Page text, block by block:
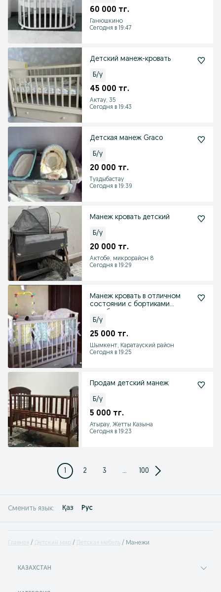
60 000 тг.
Ганюшкино
Сегодня в 19:47
Детский манеж-кровать
Б/у
45 000 тг.
Актау, 35
Сегодня в 19:43
Детская манеж Graco
Б/у
20 000 тг.
Туздыбастау
Сегодня в 19:39
Манеж кровать детский
Б/у
20 000 тг.
Актобе, микрорайон 8
Сегодня в 19:29
Манеж кровать в отличном
состоянии с бортиками
Б/у
25 000 тг.
Шымкент, Каратауский район
Сегодня в 19:25
Продам детский манеж
Б/у
5 000 тг.
Атырау, Жетты Казына
Сегодня в 19:23
1 2 3 ... 100
Сменить язык: Қаз Рус
Главная Детский мир Детская мебель Манежи
КАЗАХСТАН